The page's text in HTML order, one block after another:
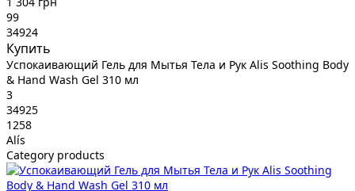
99
34924
Купить
Успокаивающий Гель для Мытья Тела и Рук Alis Soothing Body
& Hand Wash Gel 310 мл
3
34925
1258
Alís
Category products